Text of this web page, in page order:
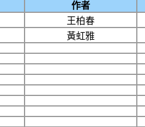
作者
王柏春
黃虹雅